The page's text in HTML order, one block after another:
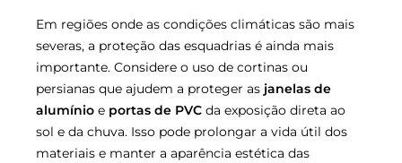
Em regiões onde as condições climáticas são mais
severas, a proteção das esquadrias é ainda mais
importante. Considere o uso de cortinas ou
persianas que ajudem a proteger as janelas de
alumínio e portas de PVC da exposição direta ao
sol e da chuva. Isso pode prolongar a vida útil dos
materiais e manter a aparência estética das